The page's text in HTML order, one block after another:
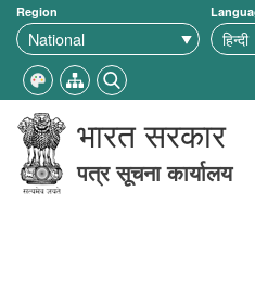
Region
भारत सरकार
पत्र सूचना कार्यालय